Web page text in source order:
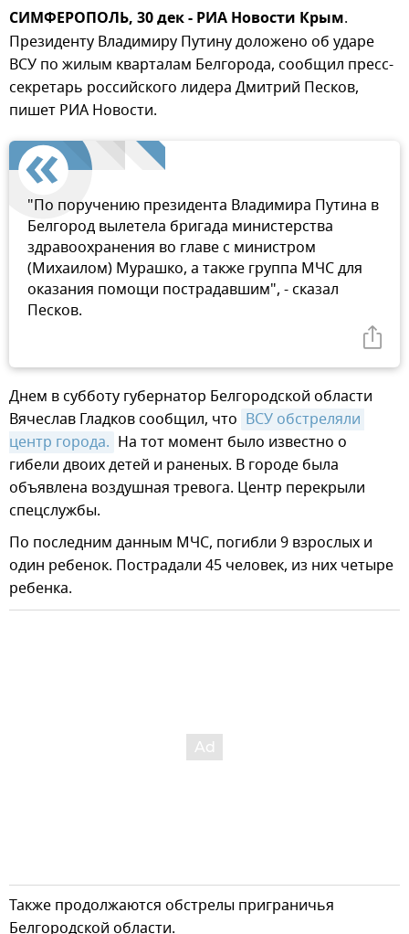
СИМФЕРОПОЛЬ, 30 дек - РИА Новости Крым.
Президенту Владимиру Путину доложено об ударе
ВСУ по жилым кварталам Белгорода, сообщил пресс-
секретарь российского лидера Дмитрий Песков,
пишет РИА Новости.
"По поручению президента Владимира Путина в
Белгород вылетела бригада министерства
здравоохранения во главе с министром
(Михаилом) Мурашко, а также группа МЧС для
оказания помощи пострадавшим", - сказал
Песков.
Днем в субботу губернатор Белгородской области
Вячеслав Гладков сообщил, что ВСУ обстреляли
центр города. На тот момент было известно о
гибели двоих детей и раненых. В городе была
объявлена воздушная тревога. Центр перекрыли
спецслужбы.
По последним данным МЧС, погибли 9 взрослых и
один ребенок. Пострадали 45 человек, из них четыре
ребенка.
Также продолжаются обстрелы приграничья
Белгородской области.